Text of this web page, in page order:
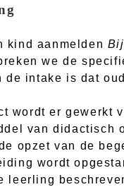
kind aanmelden
we de
de intake is dat
wordt er gewerkt
van didactisch
opzet van de
wordt
leerling